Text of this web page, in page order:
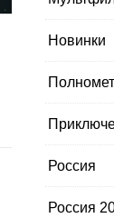
Новинки
Россия
Россия